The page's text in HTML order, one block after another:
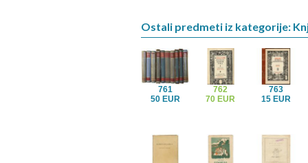
Ostali predmeti iz kategorije:
761
50 EUR
762
70 EUR
763
15 EUR